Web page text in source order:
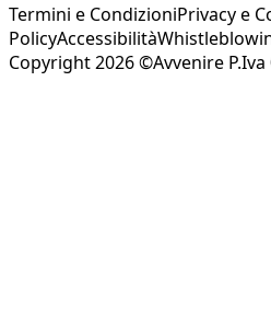
Termini e CondizioniPrivacy e
PolicyAccessibilità
Copyright 2026 ©Avvenire P.Iva